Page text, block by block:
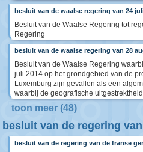
besluit van de waalse regering van 24
Besluit van de Waalse Regering tot
Regering
besluit van de waalse regering van 28
Besluit van de Waalse Regering
juli 2014 op het grondgebied van de
Luxemburg zijn gevallen als een
waarbij de geografische
toon meer (48)
besluit van de regering
besluit van de regering van de franse